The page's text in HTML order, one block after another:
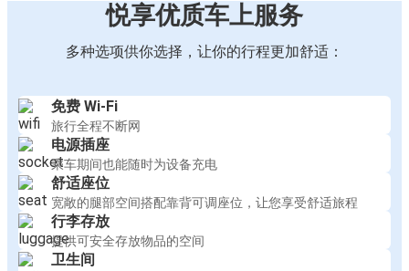
悦享优质车上服务
多种选项供你选择，让你的行程更加舒适：
免费 Wi-Fi
旅行全程不断网
电源插座
乘车期间也能随时为设备充电
舒适座位
宽敞的腿部空间搭配靠背可调座位，让您享受舒适旅程
行李存放
提供可安全存放物品的空间
卫生间